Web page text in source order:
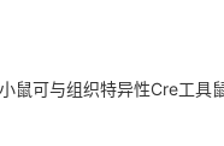
可与组织特异性Cre工具